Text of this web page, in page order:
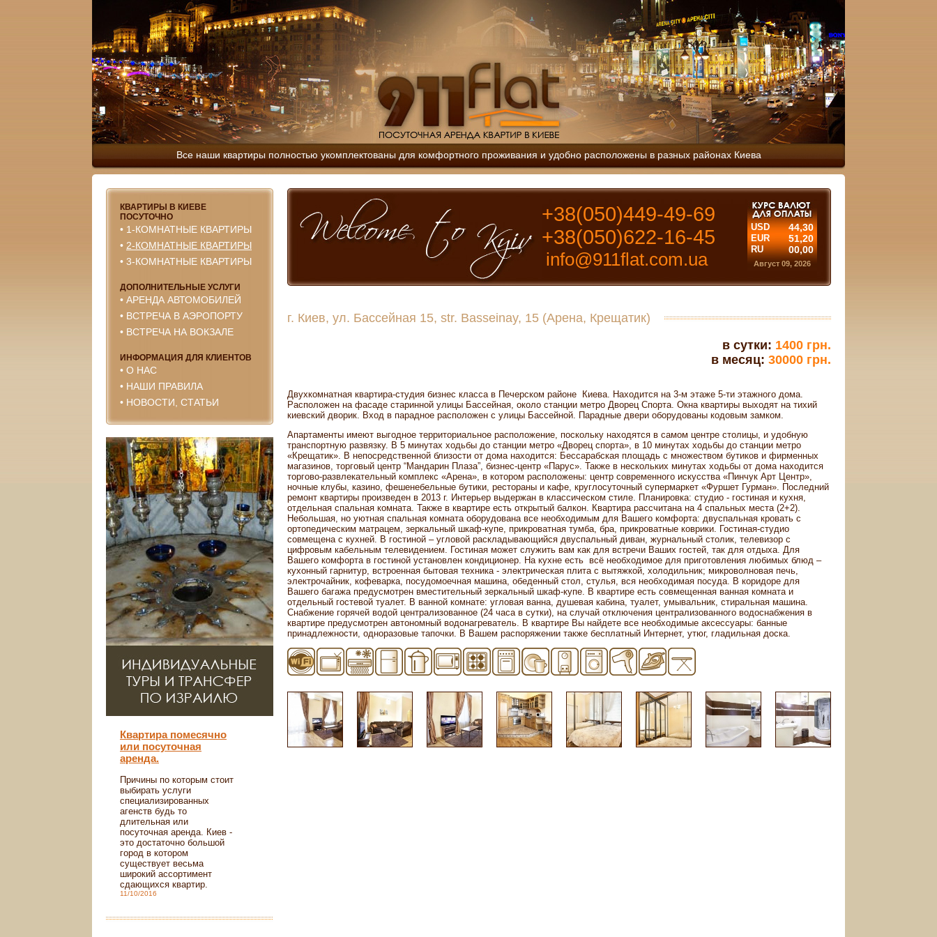
Все наши квартиры полностью укомплектованы для комфортного проживания и удобно расположены в разных районах Киева
КВАРТИРЫ В КИЕВЕ
ПОСУТОЧНО
• 1-КОМНАТНЫЕ КВАРТИРЫ
• 2-КОМНАТНЫЕ КВАРТИРЫ
• 3-КОМНАТНЫЕ КВАРТИРЫ
ДОПОЛНИТЕЛЬНЫЕ УСЛУГИ
• АРЕНДА АВТОМОБИЛЕЙ
• ВСТРЕЧА В АЭРОПОРТУ
• ВСТРЕЧА НА ВОКЗАЛЕ
ИНФОРМАЦИЯ ДЛЯ КЛИЕНТОВ
• О НАС
• НАШИ ПРАВИЛА
• НОВОСТИ, СТАТЬИ
Квартира помесячно
или посуточная
аренда.
Причины по которым стоит
выбирать услуги
специализированных
агенств будь то
длительная или
посуточная аренда. Киев -
это достаточно большой
город в котором
существует весьма
широкий ассортимент
сдающихся квартир.
11/10/2016
+38(050)449-49-69
+38(050)622-16-45
info@911flat.com.ua
USD 44,30
EUR 51,20
RU 00,00
Август 09, 2026
г. Киев, ул. Бассейная 15, str. Basseinay, 15 (Арена, Крещатик)
в сутки: 1400 грн.
в месяц: 30000 грн.
Двухкомнатная квартира-студия бизнес класса в Печерском районе Киева. Находится на 3-м этаже 5-ти этажного дома.
Расположен на фасаде старинной улицы Бассейная, около станции метро Дворец Спорта. Окна квартиры выходят на тихий
киевский дворик. Вход в парадное расположен с улицы Бассейной. Парадные двери оборудованы кодовым замком.
Апартаменты имеют выгодное территориальное расположение, поскольку находятся в самом центре столицы, и удобную
транспортную развязку. В 5 минутах ходьбы до станции метро «Дворец спорта», в 10 минутах ходьбы до станции метро
«Крещатик». В непосредственной близости от дома находится: Бессарабская площадь с множеством бутиков и фирменных
магазинов, торговый центр “Мандарин Плаза”, бизнес-центр «Парус». Также в нескольких минутах ходьбы от дома находится
торгово-развлекательный комплекс «Арена», в котором расположены: центр современного искусства «Пинчук Арт Центр»,
ночные клубы, казино, фешенебельные бутики, рестораны и кафе, круглосуточный супермаркет «Фуршет Гурман». Последний
ремонт квартиры произведен в 2013 г. Интерьер выдержан в классическом стиле. Планировка: студио - гостиная и кухня,
отдельная спальная комната. Также в квартире есть открытый балкон. Квартира рассчитана на 4 спальных места (2+2).
Небольшая, но уютная спальная комната оборудована все необходимым для Вашего комфорта: двуспальная кровать с
ортопедическим матрацем, зеркальный шкаф-купе, прикроватная тумба, бра, прикроватные коврики. Гостиная-студио
совмещена с кухней. В гостиной – угловой раскладывающийся двуспальный диван, журнальный столик, телевизор с
цифровым кабельным телевидением. Гостиная может служить вам как для встречи Ваших гостей, так для отдыха. Для
Вашего комфорта в гостиной установлен кондиционер. На кухне есть всё необходимое для приготовления любимых блюд –
кухонный гарнитур, встроенная бытовая техника - электрическая плита с вытяжкой, холодильник; микроволновая печь,
электрочайник, кофеварка, посудомоечная машина, обеденный стол, стулья, вся необходимая посуда. В коридоре для
Вашего багажа предусмотрен вместительный зеркальный шкаф-купе. В квартире есть совмещенная ванная комната и
отдельный гостевой туалет. В ванной комнате: угловая ванна, душевая кабина, туалет, умывальник, стиральная машина.
Снабжение горячей водой централизованное (24 часа в сутки), на случай отключения централизованного водоснабжения в
квартире предусмотрен автономный водонагреватель. В квартире Вы найдете все необходимые аксессуары: банные
принадлежности, одноразовые тапочки. В Вашем распоряжении также бесплатный Интернет, утюг, гладильная доска.